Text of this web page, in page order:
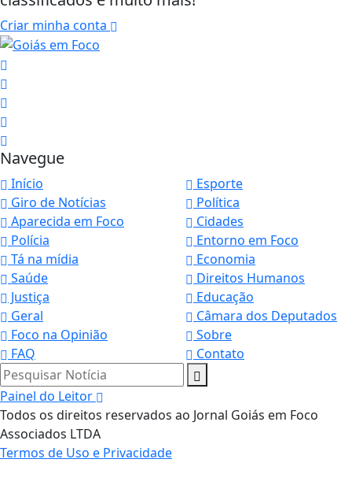
Criar minha conta
Navegue
Início
Esporte
Giro de Notícias
Política
Aparecida em Foco
Cidades
Polícia
Entorno em Foco
Tá na mídia
Economia
Saúde
Direitos Humanos
Justiça
Educação
Geral
Câmara dos Deputados
Foco na Opinião
Sobre
FAQ
Contato
Pesquisar Notícia
Painel do Leitor
Todos os direitos reservados ao Jornal Goiás em Foco
Associados LTDA
Termos de Uso e Privacidade